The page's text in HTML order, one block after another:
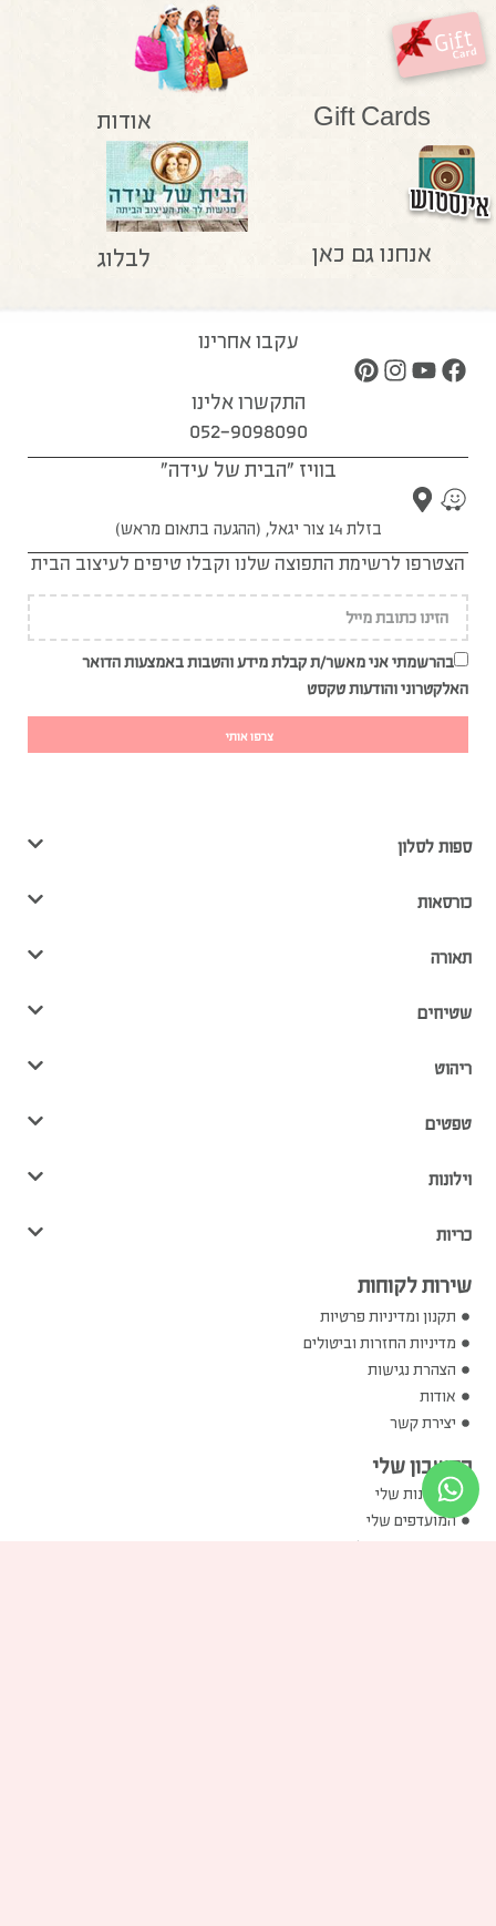
Gift Cards אודות
אנחנו גם כאן לבלוג
עקבו אחרינו
התקשרו אלינו
052-9098090
בוויז "הבית של עידה"
בזלת 14 צור יגאל, (ההגעה בתאום מראש)
הצטרפו לרשימת התפוצה שלנו וקבלו טיפים לעיצוב הבית
בהרשמתי אני מאשר/ת קבלת מידע והטבות באמצעות הדואר
האלקטרוני והודעות טקסט
צרפו אותי
ספות לסלון
כורסאות
תאורה
שטיחים
ריהוט
טפטים
וילונות
כריות
שירות לקוחות
תקנון ומדיניות פרטיות
מדיניות החזרות וביטולים
הצהרת נגישות
אודות
יצירת קשר
החשבון שלי
ההזמנות שלי
המועדפים שלי
שוברי הזיכוי שלי